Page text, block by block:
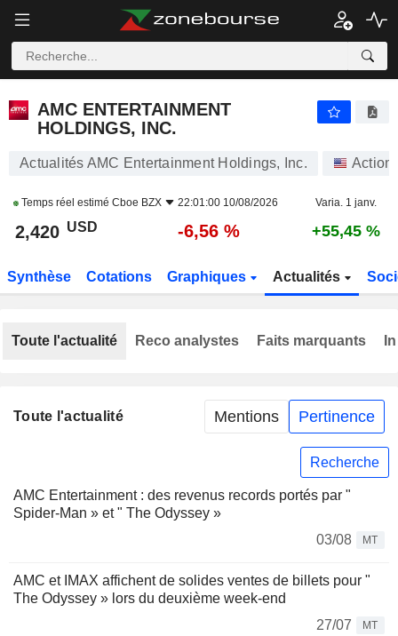
AMC ENTERTAINMENT
HOLDINGS, INC.
Actualités AMC Entertainment Holdings, Inc.
Temps réel estimé Cboe BZX 22:01:00 10/08/2026 Varia. 1 janv.
2,420 USD -6,56 % +55,45 %
Synthèse Cotations Graphiques Actualités
Toute l'actualité Mentions Pertinence
Recherche
AMC Entertainment : des revenus records portés par "
Spider-Man » et " The Odyssey »
03/08
MT
AMC et IMAX affichent de solides ventes de billets pour "
The Odyssey » lors du deuxième week-end
27/07
MT
Toute l'actualité Reco analystes Faits marquants